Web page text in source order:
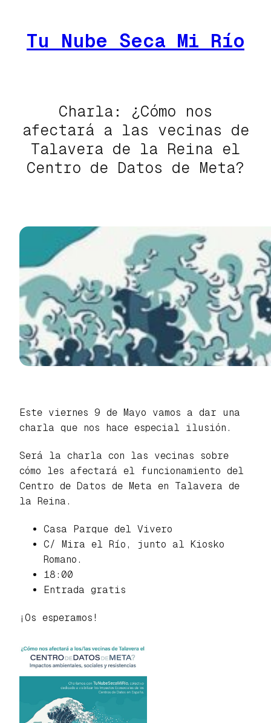
contenido
Tu Nube Seca Mi Río
Charla: ¿Cómo nos
afectará a las vecinas de
Talavera de la Reina el
Centro de Datos de Meta?
Este viernes 9 de Mayo vamos a dar una
charla que nos hace especial ilusión.
Será la charla con las vecinas sobre
cómo les afectará el funcionamiento del
Centro de Datos de Meta en Talavera de
la Reina.
Casa Parque del Vivero
C/ Mira el Río, junto al Kiosko
Romano.
18:00
Entrada gratis
¡Os esperamos!